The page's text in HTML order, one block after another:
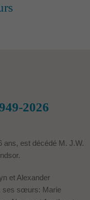
2026
ans, est décédé M. J.W.
et Alexander
ses sœurs: Marie